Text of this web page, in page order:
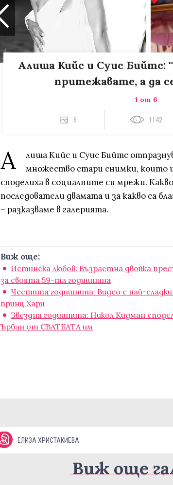
Алиша Кийс и Суис Бийтс:
притежавате, а да
1 от 6
6 1142
А
лиша Кийс и Суис Бийтс
множество стари снимки, които
споделиха в социалните си мрежи.
последователи двамата и за какво са
– разказваме в галерията.
Виж още:
Истинска любов: Възрастна двойка
за своята 59-та годишнина
Честита годишнина: Видео с най-
принц Хари
Звездна годишнина: Никол Кидман
Ърбан от СВАТБАТА им
ЕЛИЗА ХРИСТАКИЕВА
Виж още